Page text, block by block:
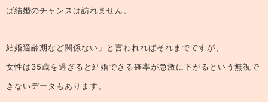
ば結婚のチャンスは訪れません。
結婚適齢期など関係ない」と言われればそれまでですが、
女性は35歳を過ぎると結婚できる確率が急激に下がるという無視で
きないデータもあります。